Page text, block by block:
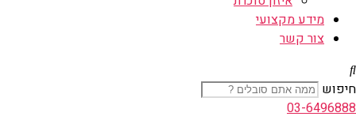
מידע מקצועי
צור קשר
חיפוש
03-6496888